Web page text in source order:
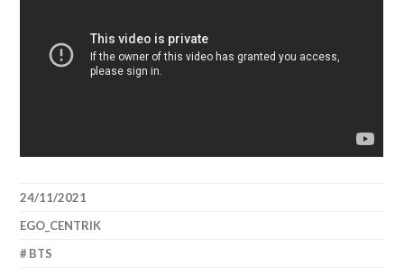
24/11/2021
EGO_CENTRIK
BTS